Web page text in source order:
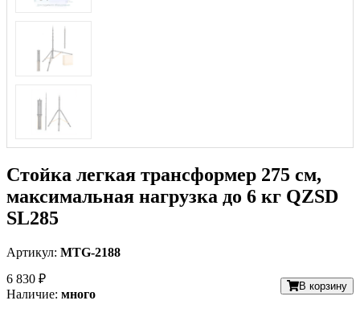
Стойка легкая трансформер 275 см,
максимальная нагрузка до 6 кг QZSD
SL285
Артикул: MTG-2188
6 830 ₽
Наличие: много
В корзину